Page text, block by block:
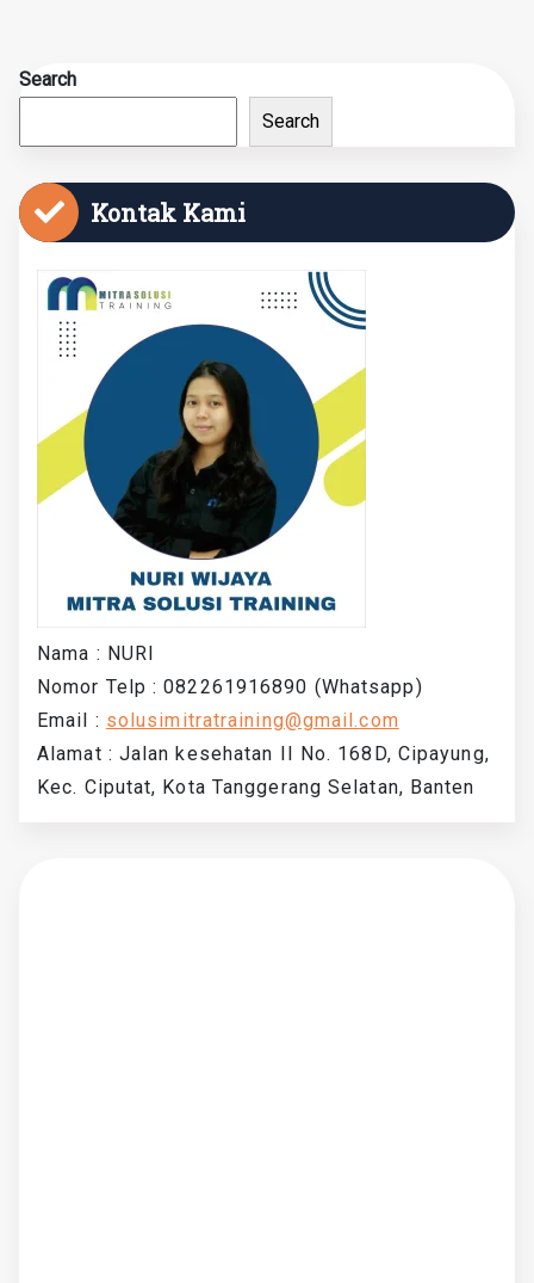
Search
Search
Kontak Kami
Nama : NURI
Nomor Telp : 082261916890 (Whatsapp)
Email : solusimitratraining@gmail.com
Alamat : Jalan kesehatan II No. 168D, Cipayung,
Kec. Ciputat, Kota Tanggerang Selatan, Banten